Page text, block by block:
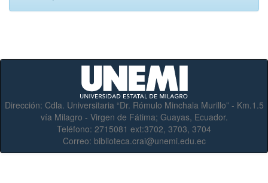
Dirección: Cdla. Universitaria “Dr. Rómulo Minchala Murillo” - Km.1.5
vía Milagro - Virgen de Fátima; Guayas, Ecuador.
Teléfono: 2715081 ext:3702, 3703, 3704
Correo: biblioteca.crai@unemi.edu.ec